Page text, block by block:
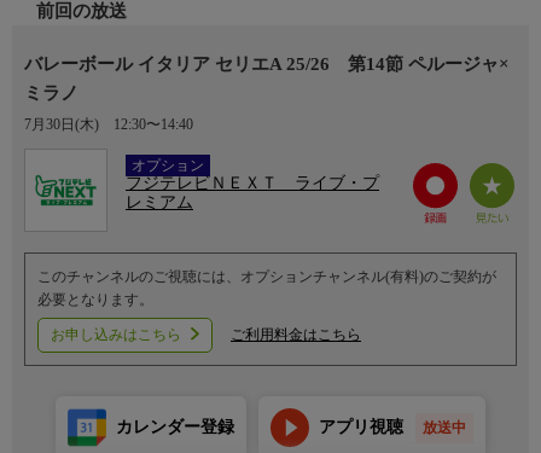
前回の放送
バレーボール イタリア セリエA 25/26 第14節 ペルージャ×
ミラノ
7月30日(木) 12:30〜14:40
オプション
Ch.752
フジテレビＮＥＸＴ ライブ・プ
レミアム
このチャンネルのご視聴には、オプションチャンネル(有料)のご契約が
必要となります。
お申し込みはこちら ご利用料金はこちら
カレンダー登録 アプリ視聴 放送中